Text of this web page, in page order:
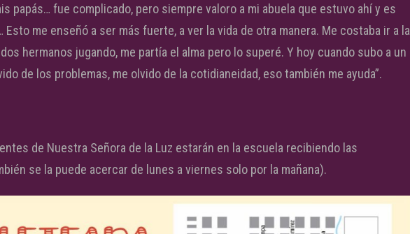
papás… fue complicado, pero siempre valoro a mi abuela que estuvo ahí y es
Esto me enseñó a ser más fuerte, a ver la vida de otra manera. Me costaba ir a la
hermanos jugando, me partía el alma pero lo superé. Y hoy cuando subo a un
de los problemas, me olvido de la cotidianeidad, eso también me ayuda”.
de Nuestra Señora de la Luz estarán en la escuela recibiendo las
se la puede acercar de lunes a viernes solo por la mañana).